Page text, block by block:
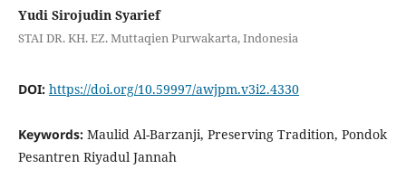
Yudi Sirojudin Syarief
STAI DR. KH. EZ. Muttaqien Purwakarta, Indonesia
DOI: https://doi.org/10.59997/awjpm.v3i2.4330
Keywords: Maulid Al-Barzanji, Preserving Tradition, Pondok
Pesantren Riyadul Jannah